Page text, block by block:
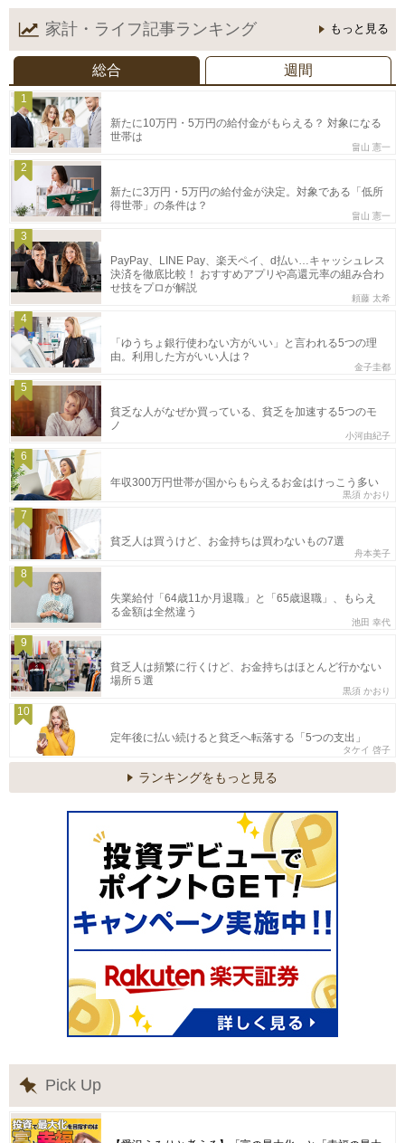
家計・ライフ記事ランキング もっと見る
総合 週間
1
新たに10万円・5万円の給付金がもらえる？ 対象になる
世帯は
畠山 憲一
2
新たに3万円・5万円の給付金が決定。対象である「低所
得世帯」の条件は？
畠山 憲一
3
PayPay、LINE Pay、楽天ペイ、d払い…キャッシュレス
決済を徹底比較！ おすすめアプリや高還元率の組み合わ
せ技をプロが解説
頼藤 太希
4
「ゆうちょ銀行使わない方がいい」と言われる5つの理
由。利用した方がいい人は？
金子圭都
5
貧乏な人がなぜか買っている、貧乏を加速する5つのモ
ノ
小河由紀子
6
年収300万円世帯が国からもらえるお金はけっこう多い
黒須 かおり
7
貧乏人は買うけど、お金持ちは買わないもの7選
舟本美子
8
失業給付「64歳11か月退職」と「65歳退職」、もらえ
る金額は全然違う
池田 幸代
9
貧乏人は頻繁に行くけど、お金持ちはほとんど行かない
場所５選
黒須 かおり
10
定年後に払い続けると貧乏へ転落する「5つの支出」
タケイ 啓子
ランキングをもっと見る
Pick Up